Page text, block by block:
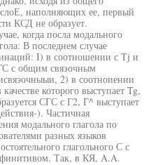
наполняющих ее, первый
КСД не образует.
когда посла модального
В последнем случае
I) в соотношении с Tj и
с общим связочным
2) в соотноиении
которого выступает Tg,
СГС с Г2, Г^ выступает
). Частичная
модального глагола по
разных языков
глагольного С с
Так, в КЯ, A.A.